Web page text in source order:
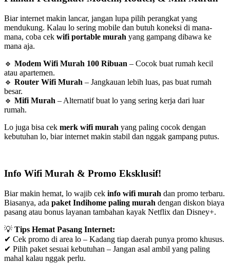
Biar internet makin lancar, jangan lupa pilih perangkat yang
mendukung. Kalau lo sering mobile dan butuh koneksi di mana-
mana, coba cek wifi portable murah yang gampang dibawa ke
mana aja.
🔹 Modem Wifi Murah 100 Ribuan – Cocok buat rumah kecil
atau apartemen.
🔹 Router Wifi Murah – Jangkauan lebih luas, pas buat rumah
besar.
🔹 Mifi Murah – Alternatif buat lo yang sering kerja dari luar
rumah.
Lo juga bisa cek merk wifi murah yang paling cocok dengan
kebutuhan lo, biar internet makin stabil dan nggak gampang putus.
Info Wifi Murah & Promo Eksklusif!
Biar makin hemat, lo wajib cek info wifi murah dan promo terbaru.
Biasanya, ada paket Indihome paling murah dengan diskon biaya
pasang atau bonus layanan tambahan kayak Netflix dan Disney+.
💡 Tips Hemat Pasang Internet:
✔ Cek promo di area lo – Kadang tiap daerah punya promo khusus.
✔ Pilih paket sesuai kebutuhan – Jangan asal ambil yang paling
mahal kalau nggak perlu.